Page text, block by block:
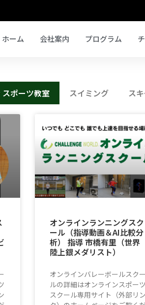
ホーム 会社案内 プログラム
ポーツ教室 スイミング ス
オンラインランニングスク
ール（指導動画＆AI比較分
析） 指導 市橋有里（世界
陸上銀メダリスト）
オンラインバレーボールスクー
ルの詳細はオンラインスポーツ
スクール専用サイト（外部リン